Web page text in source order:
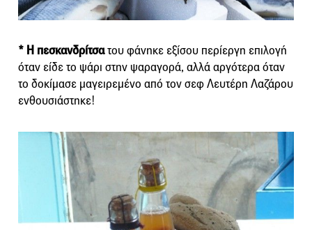
* Η πεσκανδρίτσατου φάνηκε εξίσου περίεργη επιλογή
όταν είδε το ψάρι στην ψαραγορά, αλλά αργότερα όταν
το δοκίμασε μαγειρεμένο από τον σεφ Λευτέρη Λαζάρου
ενθουσιάστηκε!